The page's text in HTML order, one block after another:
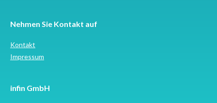
Nehmen Sie Kontakt auf
Kontakt
Impressum
infin GmbH